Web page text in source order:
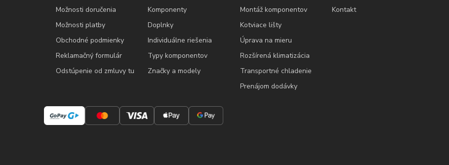
Možnosti doručenia
Možnosti platby
Obchodné podmienky
Reklamačný formulár
Odstúpenie od zmluvy tu
Komponenty
Doplnky
Individuálne riešenia
Typy komponentov
Značky a modely
Montáž komponentov
Kotviace lišty
Úprava na mieru
Rozšírená klimatizácia
Transportné chladenie
Prenájom dodávky
Kontakt